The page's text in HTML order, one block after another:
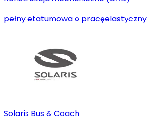
pełny etatumowa o pracęelastyczny
Solaris Bus & Coach